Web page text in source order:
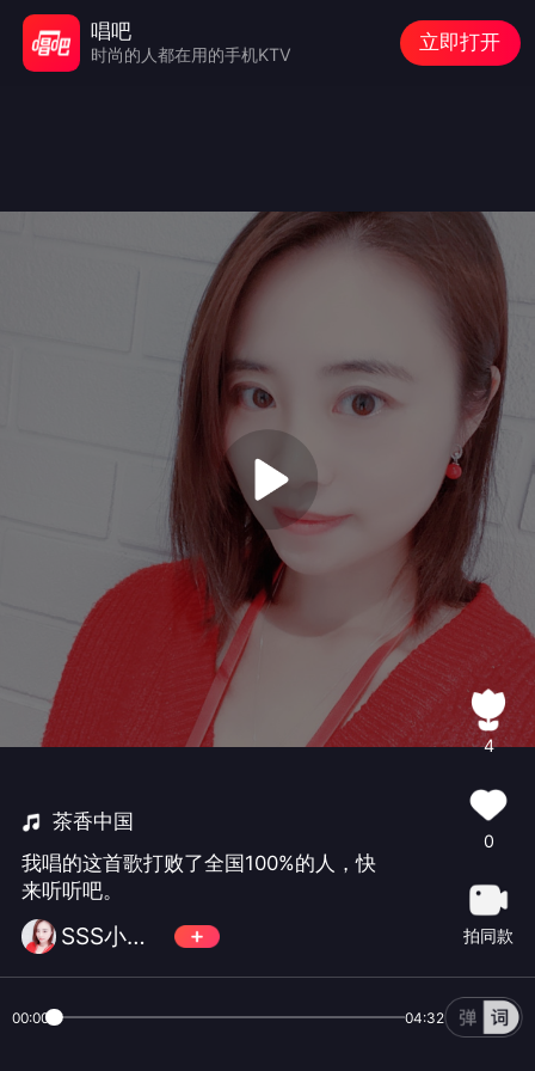
茶香中国
我唱的这首歌打败了全国100%的人，快
来听听吧。
SSS小超超🍏
4
0
拍同款
00:00 04:32
唱吧
时尚的人都在用的手机KTV
立即打开